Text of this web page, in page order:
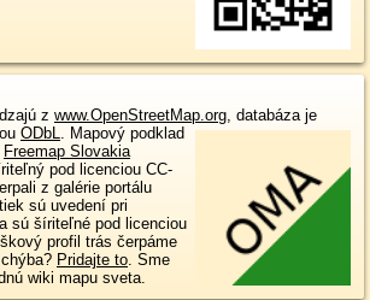
z www.OpenStreetMap.org, databáza je
ODbL. Mapový podklad
Freemap Slovakia
pod licenciou CC-
z galérie portálu
sú uvedení pri
sú šíriteľné pod licenciou
profil trás čerpáme
Pridajte to. Sme
wiki mapu sveta.